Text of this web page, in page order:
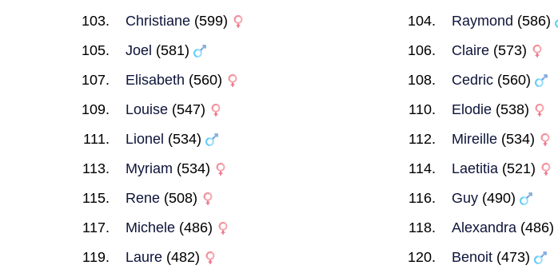
Christiane (599) Raymond (586)
Joel (581) Claire(573)
Elisabeth (560) Cedric(560)
Louise (547) Elodie(538)
Lionel (534) Mireille(534)
Myriam (534) Laetitia(521)
Rene (508) Guy(490)
Michele (486) Alexandra(486)
Laure (482) Benoit(473)